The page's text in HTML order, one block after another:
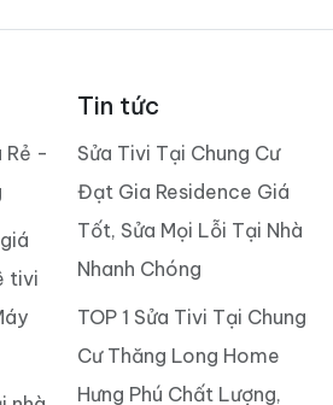
Rẻ -
tivi
Tin tức
Sửa Tivi Tại Chung Cư
Đạt Gia Residence Giá
Tốt, Sửa Mọi Lỗi Tại Nhà
Nhanh Chóng
TOP 1 Sửa Tivi Tại Chung
Cư Thăng Long Home
Hưng Phú Chất Lượng,